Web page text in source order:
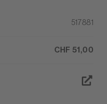
517881
CHF 51,00